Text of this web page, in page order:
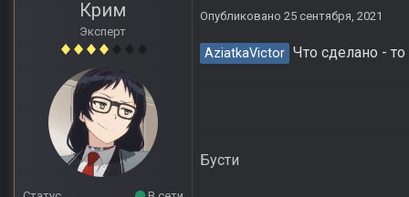
Крим
Эксперт
Опубликовано 25 сентября, 2021
AziatkaVictor Что сделано -
Бусти